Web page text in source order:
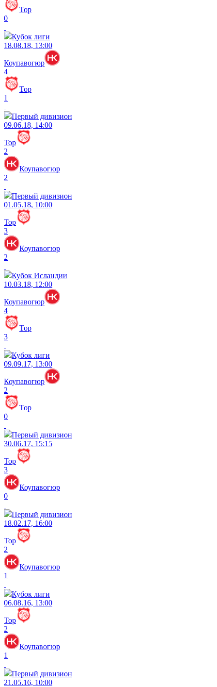
Тор
0
Кубок лиги
18.08.18, 13:00
Коупавогюр
4
Тор
1
Первый дивизион
09.06.18, 14:00
Тор
2
Коупавогюр
2
Первый дивизион
01.05.18, 10:00
Тор
3
Коупавогюр
2
Кубок Исландии
10.03.18, 12:00
Коупавогюр
4
Тор
3
Кубок лиги
09.09.17, 13:00
Коупавогюр
2
Тор
0
Первый дивизион
30.06.17, 15:15
Тор
3
Коупавогюр
0
Первый дивизион
18.02.17, 16:00
Тор
2
Коупавогюр
1
Кубок лиги
06.08.16, 13:00
Тор
2
Коупавогюр
1
Первый дивизион
21.05.16, 10:00